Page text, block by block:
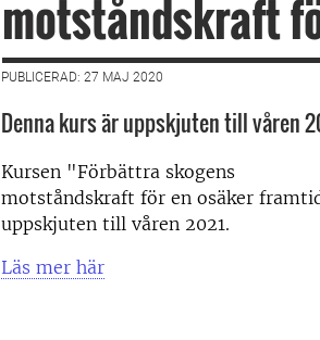
motståndskraft
PUBLICERAD: 27 MAJ 2020
Denna kurs är uppskjuten till våren
Kursen "Förbättra skogens
motståndskraft för en osäker
uppskjuten till våren 2021.
Läs mer här